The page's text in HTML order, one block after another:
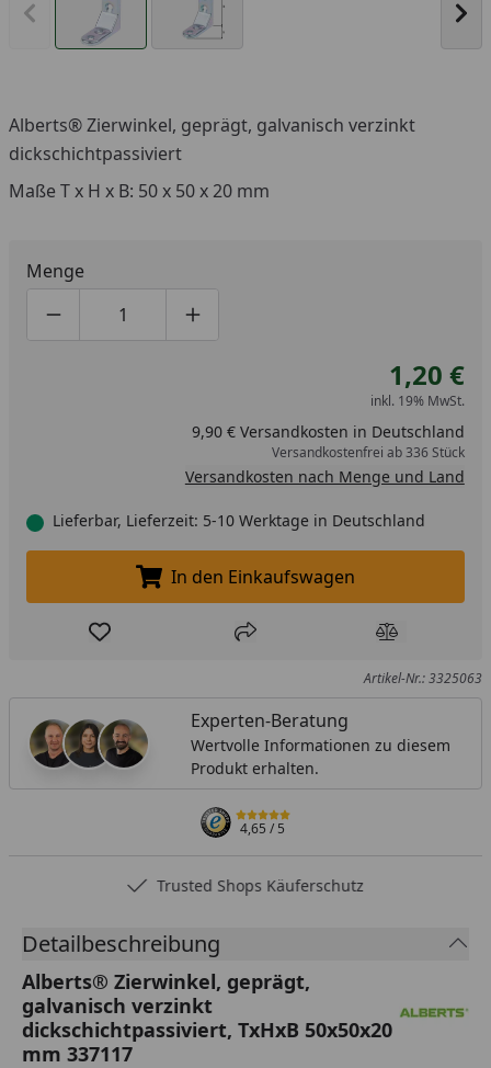
Vorheriges Bild anzeigen
Alberts® Zierwinkel, geprägt, galvanisch verzinkt
dickschichtpassiviert
Maße T x H x B: 50 x 50 x 20 mm
Menge
Produktmenge um eins verringern
Produktmenge manuell eingeben
Produktmenge um eins erhöhen
1,20 €
inkl. 19% MwSt.
9,90 € Versandkosten in Deutschland
Versandkostenfrei ab 336 Stück
Versandkosten nach Menge und Land
Lieferbar, Lieferzeit: 5-10 Werktage in Deutschland
In den Einkaufswagen legen
In den Einkaufswagen
Produkt zur Wunschliste hinzufügen
Teilen Produkt
Artikel-Nr.: 3325063
Experten-Beratung
Wertvolle Informationen zu diesem
Produkt erhalten.
4,65/ 5
Trusted Shops Käuferschutz
Detailbeschreibung
Alberts® Zierwinkel, geprägt,
galvanisch verzinkt
dickschichtpassiviert, TxHxB 50x50x20
mm 337117